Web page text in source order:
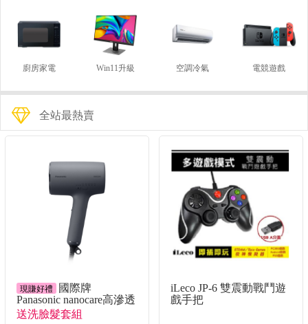
廚房家電 Win11升級 空調冷氣 電競遊戲
全站最熱賣
現賺好禮
國際牌
Panasonic nanocare高滲透
奈米水離子吹風機
送洗臉髮套組
iLeco JP-6 雙震動戰鬥遊
戲手把